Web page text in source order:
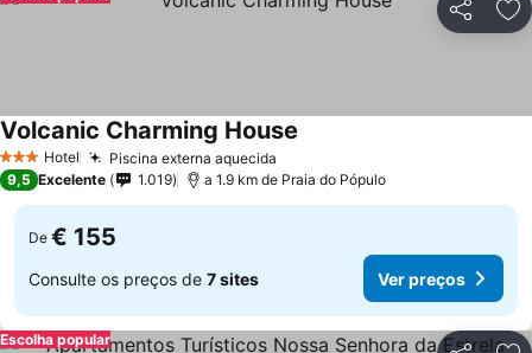
Partilhar
3 EstrelasHotel Piscina externa aquecida
Volcanic Charming House
9,5 Excelente 1.019 a 1.9 km de Praia do Pópulo
De € 155
Consulte os preços de 7 sites Ver preços
Escolha popular